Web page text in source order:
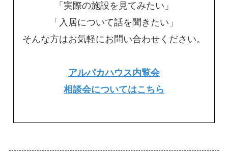
「実際の施設を見てみたい」
「入居について話を聞きたい」
そんな方はお気軽にお問い合わせください。
アルパカハウス内覧会
相談会についてはこちら